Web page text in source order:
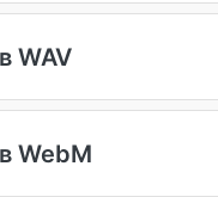
WAV
WebM